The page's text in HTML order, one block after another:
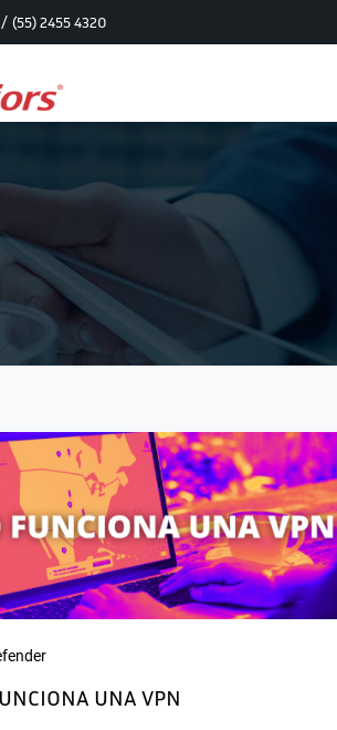
/ (55) 2455 4320
UNA VPN